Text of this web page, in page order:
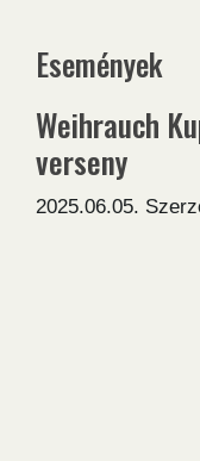
Események
Weihrauch
verseny
2025.06.05.